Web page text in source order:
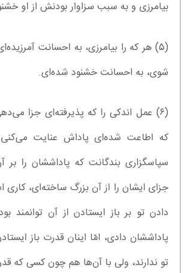
بیامرزی و به سبب سزاوار بودنش از او
(۵) هر که را بیامرزی، به احسانت
شوی، به احسانت خشنود شده‌ای.
(۶) عمل اندکی را که پذیرفته‌ای جزا
که اطاعت شده‌ای پاداش عنایت
سپاسگزاری بندگانت که پاداششان را
جزای ایشان را از آن بزرگ ساخته‌ای،
دادن تو بر باز ایستادن از آن توانمند
پاداششان دادی، امّا اینان قدرت باز
تو ندارند، ولی با آن‌ها هم چون کسی که